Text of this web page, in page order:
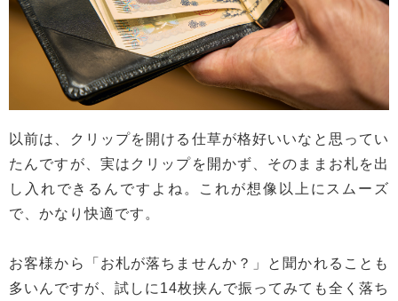
以前は、クリップを開ける仕草が格好いいなと思ってい
たんですが、実はクリップを開かず、そのままお札を出
し入れできるんですよね。これが想像以上にスムーズ
で、かなり快適です。
お客様から「お札が落ちませんか？」と聞かれることも
多いんですが、試しに14枚挟んで振ってみても全く落ち